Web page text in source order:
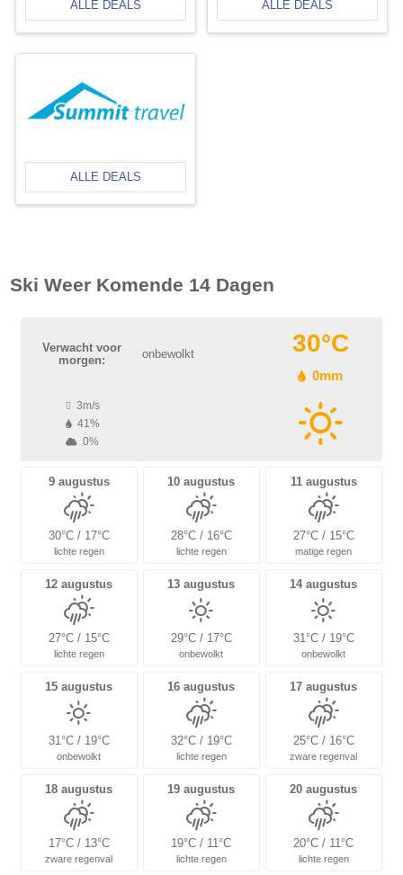
ALLE DEALS ALLE DEALS
ALLE DEALS
Ski Weer Komende 14 Dagen
Verwacht voor
morgen:
onbewolkt 30°C
0mm
3m/s
41%
0%
9 augustus
30°C / 17°C
lichte regen
10 augustus
28°C / 16°C
lichte regen
11 augustus
27°C / 15°C
matige regen
12 augustus
27°C / 15°C
lichte regen
13 augustus
29°C / 17°C
onbewolkt
14 augustus
31°C / 19°C
onbewolkt
15 augustus
31°C / 19°C
onbewolkt
16 augustus
32°C / 19°C
lichte regen
17 augustus
25°C / 16°C
zware regenval
18 augustus
17°C / 13°C
zware regenval
19 augustus
19°C / 11°C
lichte regen
20 augustus
20°C / 11°C
lichte regen